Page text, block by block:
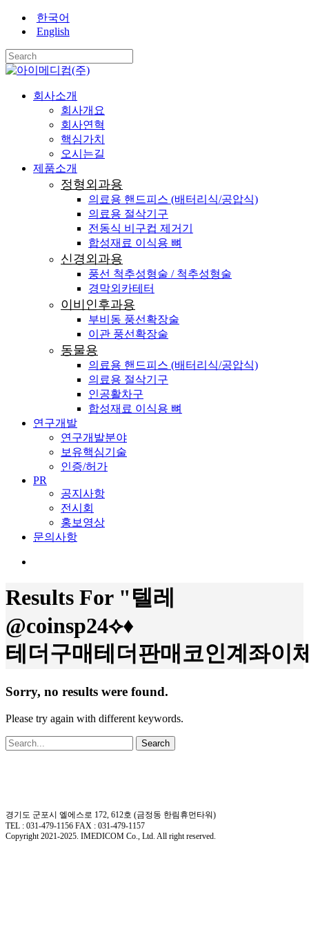
Skip
content
한국어
English
Close
search
Menu
회사소개
회사개요
회사연혁
핵심가치
오시는길
제품소개
정형외과용
의료용 핸드피스 (배터리식/공압식)
의료용 절삭기구
전동식 비구컵 제거기
합성재료 이식용 뼈
신경외과용
풍선 척추성형술 / 척추성형술
경막외카테터
이비인후과용
부비동 풍선확장술
이관 풍선확장술
동물용
의료용 핸드피스 (배터리식/공압식)
의료용 절삭기구
인공활차구
합성재료 이식용 뼈
연구개발
연구개발분야
보유핵심기술
인증/허가
PR
공지사항
전시회
홍보영상
문의사항
Results For "텔레
@coinsp24⟡♦
테더구매테더판매코인계좌이
Sorry, no results were found.
Please try again with different keywords.
Search
경기도 군포시 엘에스로 172, 612호 (금정동 한림휴먼타워)
TEL : 031-479-1156 FAX : 031-479-1157
Copyright 2021-2025. IMEDICOM Co., Ltd. All right reserved.